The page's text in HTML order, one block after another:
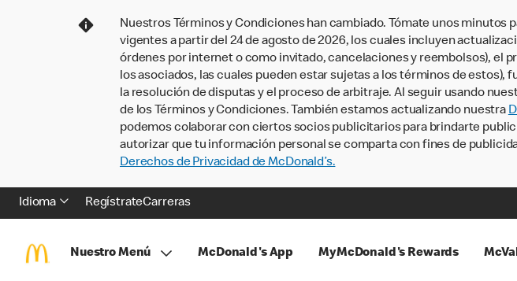
Nuestros Términos y Condiciones han cambiado. Tómate unos minutos
vigentes a partir del 24 de agosto de 2026, los cuales incluyen
órdenes por internet o como invitado, cancelaciones y reembolsos), el
los asociados, las cuales pueden estar sujetas a los términos de
la resolución de disputas y el proceso de arbitraje. Al seguir usando
de los Términos y Condiciones. También estamos actualizando nuestra
podemos colaborar con ciertos socios publicitarios para brindarte
autorizar que tu información personal se comparta con fines de
Derechos de Privacidad de McDonald’s.
Idioma RegístrateCarreras
Nuestro Menú McDonald's App MyMcDonald's Rewards